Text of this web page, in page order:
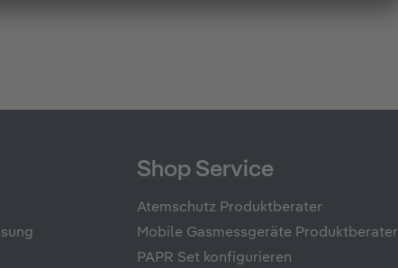
Shop Service
Atemschutz Produktberater
Mobile Gasmessgeräte Produktberater
PAPR Set konfigurieren